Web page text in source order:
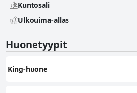
Kuntosali
Ulkouima-allas
Huonetyypit
King-huone